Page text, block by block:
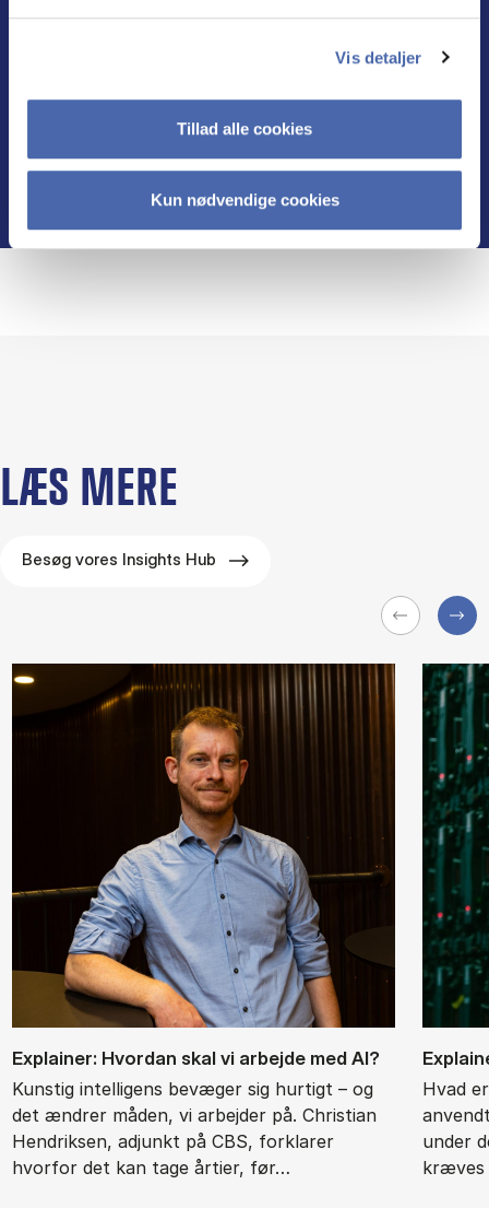
Vis detaljer
Tillad alle cookies
Kun nødvendige cookies
Læs mere
LÆS MERE
Besøg vores Insights Hub
Ex­plai­ner: Hvor­dan skal vi ar­bej­de med AI?
Kunstig intelligens bevæger sig hurtigt – og
det ændrer måden, vi arbejder på. Christian
Hendriksen, adjunkt på CBS, forklarer
hvorfor det kan tage årtier, før…
Hvad
under
kræves